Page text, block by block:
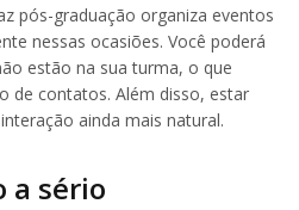
pós-graduação organiza eventos
nessas ocasiões. Você poderá
estão na sua turma, o que
de contatos. Além disso, estar
ainda mais natural.
a sério